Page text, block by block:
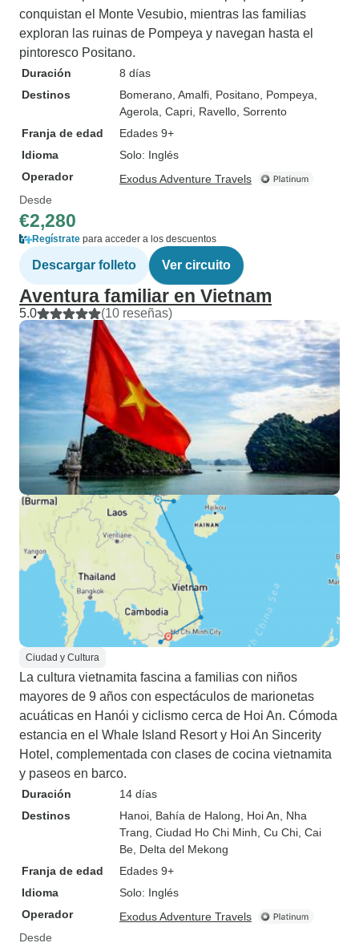
conquistan el Monte Vesubio, mientras las familias
exploran las ruinas de Pompeya y navegan hasta el
pintoresco Positano.
Duración
8 días
Destinos
Bomerano , Amalfi , Positano , Pompeya
Agerola , Capri , Ravello , Sorrento
Franja de edad
Edades 9+
Idioma
Solo: Inglés
Operador
Exodus Adventure Travels
Desde
€2,280
Regístrate para acceder a los descuentos
Descargar folleto Ver circuito
Aventura familiar en Vietnam
5.0 (10 reseñas)
Ciudad y Cultura
La cultura vietnamita fascina a familias con niños
mayores de 9 años con espectáculos de marionetas
acuáticas en Hanói y ciclismo cerca de Hoi An. Cómoda
estancia en el Whale Island Resort y Hoi An Sincerity
Hotel, complementada con clases de cocina vietnamita
y paseos en barco.
Duración
14 días
Destinos
Hanoi , Bahía de Halong , Hoi An , Nha
Trang , Ciudad Ho Chi Minh , Cu Chi , Cai
Be , Delta del Mekong
Franja de edad
Edades 9+
Idioma
Solo: Inglés
Operador
Exodus Adventure Travels
Desde